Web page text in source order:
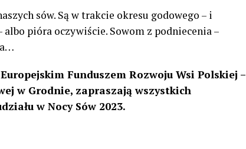
sów. Są w trakcie okresu godowego – i
albo pióra oczywiście. Sowom z podniecenia –
Funduszem Rozwoju Wsi Polskiej –
w Grodnie, zapraszają wszystkich
w Nocy Sów 2023.